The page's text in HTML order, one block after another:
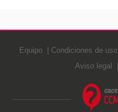
Equipo Condiciones de uso
Aviso legal